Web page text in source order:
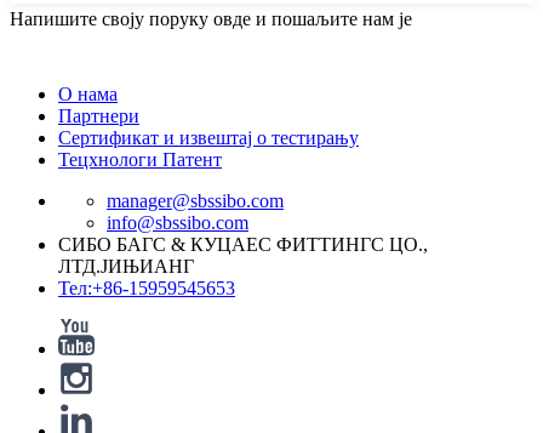
Напишите своју поруку овде и пошаљите нам је
О нама
Партнери
Сертификат и извештај о тестирању
Тецхнологи Патент
manager@sbssibo.com
info@sbssibo.com
СИБО БАГС & КУЦАЕС ФИТТИНГС ЦО.,
ЛТД.ЈИЊИАНГ
Тел:+86-15959545653